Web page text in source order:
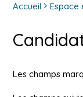
Accueil Espace
Les champs